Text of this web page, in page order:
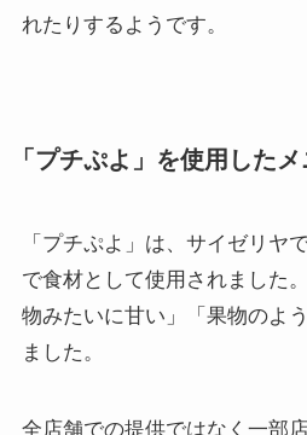
れたりするようです。
「プチぷよ」を使用した
「プチぷよ」は、サイゼリヤ
で食材として使用されました
物みたいに甘い」「果物のよ
ました。
全店舗での提供ではなく一部